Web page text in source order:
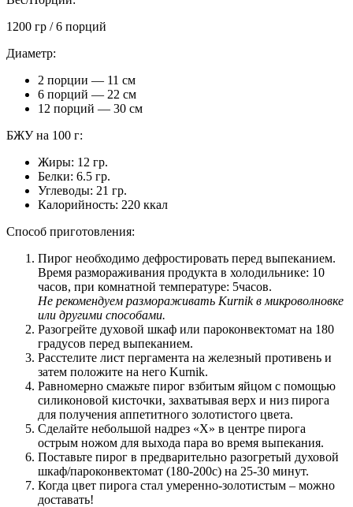
1200 гр / 6 порций
Диаметр:
2 порции — 11 см
6 порций — 22 см
12 порций — 30 см
БЖУ на 100 г:
Жиры: 12 гр.
Белки: 6.5 гр.
Углеводы: 21 гр.
Калорийность: 220 ккал
Способ приготовления:
Пирог необходимо дефростировать перед выпеканием.
Время размораживания продукта в холодильнике: 10
часов, при комнатной температуре: 5часов.
Не рекомендуем размораживать Kurnik в микроволновке
или другими способами.
Разогрейте духовой шкаф или пароконвектомат на 180
градусов перед выпеканием.
Расстелите лист пергамента на железный противень и
затем положите на него Kurnik.
Равномерно смажьте пирог взбитым яйцом с помощью
силиконовой кисточки, захватывая верх и низ пирога
для получения аппетитного золотистого цвета.
Сделайте небольшой надрез «Х» в центре пирога
острым ножом для выхода пара во время выпекания.
Поставьте пирог в предварительно разогретый духовой
шкаф/пароконвектомат (180-200с) на 25-30 минут.
Когда цвет пирога стал умеренно-золотистым – можно
доставать!